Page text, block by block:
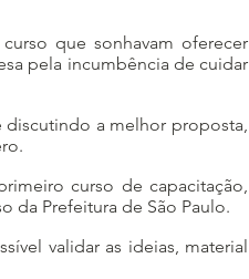
que sonhavam oferecer
pela incumbência de cuidar
discutindo a melhor proposta,
curso de capacitação,
da Prefeitura de São Paulo.
validar as ideias, material